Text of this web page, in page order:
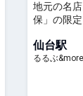
地元の名
保」の限
仙台駅
るるぶ